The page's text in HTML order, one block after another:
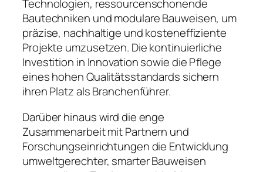
Technologien, ressourcenschonende
Bautechniken und modulare Bauweisen, um
präzise, nachhaltige und kosteneffiziente
Projekte umzusetzen. Die kontinuierliche
Investition in Innovation sowie die Pflege
eines hohen Qualitätsstandards sichern
ihren Platz als Branchenführer.
Darüber hinaus wird die enge
Zusammenarbeit mit Partnern und
Forschungseinrichtungen die Entwicklung
umweltgerechter, smarter Bauweisen